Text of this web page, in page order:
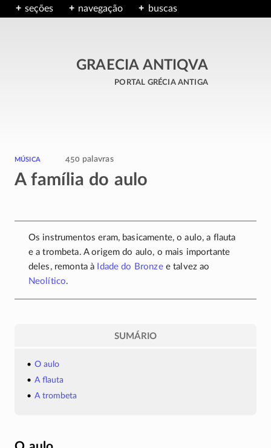
seções navegação buscas
GRAECIA ANTIQVA
portal grécia antiga
música 450 palavras
A família do aulo
Os instrumentos eram, basicamente, o aulo, a flauta
e a trombeta. A origem do aulo, o mais importante
deles, remonta à Idade do Bronzee talvez ao
Neolítico.
SUMÁRIO
O aulo
A flauta
A trombeta